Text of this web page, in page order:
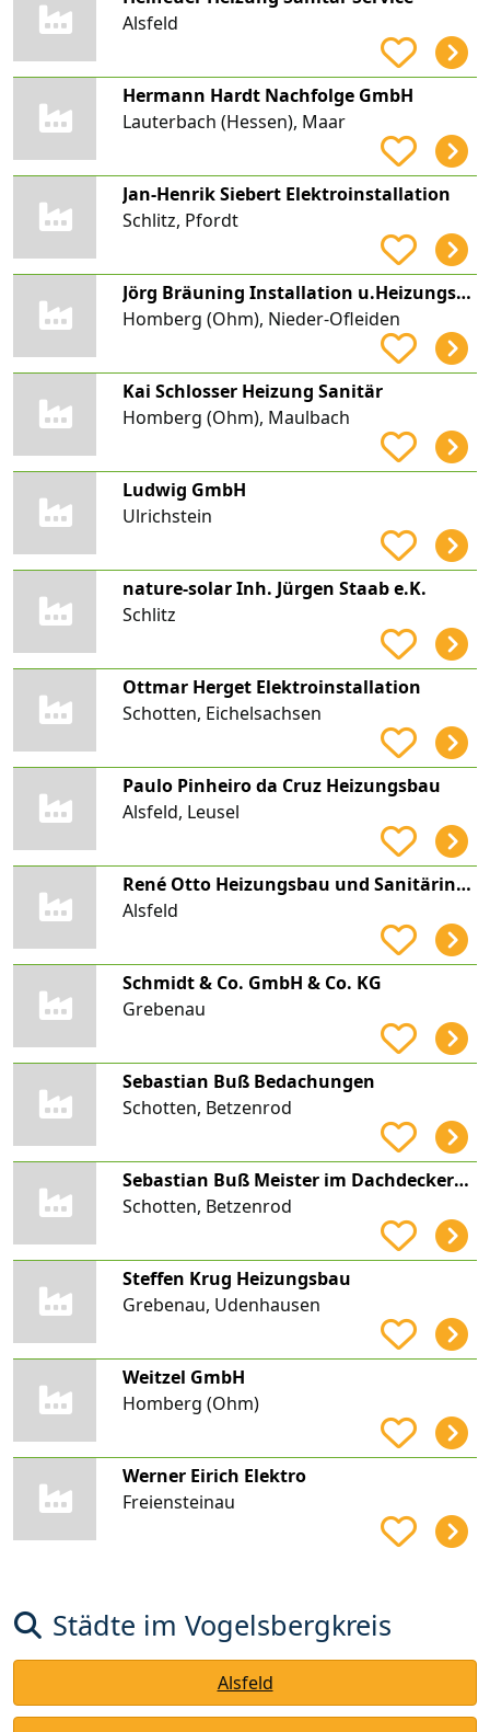
Alsfeld
Hermann Hardt Nachfolge GmbH
Lauterbach (Hessen), Maar
Jan-Henrik Siebert Elektroinstallation
Schlitz, Pfordt
Jörg Bräuning Installation u.Heizungsbau
Homberg (Ohm), Nieder-Ofleiden
Kai Schlosser Heizung Sanitär
Homberg (Ohm), Maulbach
Ludwig GmbH
Ulrichstein
nature-solar Inh. Jürgen Staab e.K.
Schlitz
Ottmar Herget Elektroinstallation
Schotten, Eichelsachsen
Paulo Pinheiro da Cruz Heizungsbau
Alsfeld, Leusel
René Otto Heizungsbau und Sanitärinstallation
Alsfeld
Schmidt & Co. GmbH & Co. KG
Grebenau
Sebastian Buß Bedachungen
Schotten, Betzenrod
Sebastian Buß Meister im Dachdeckerhandwerk
Schotten, Betzenrod
Steffen Krug Heizungsbau
Grebenau, Udenhausen
Weitzel GmbH
Homberg (Ohm)
Werner Eirich Elektro
Freiensteinau
Städte im Vogelsbergkreis
Alsfeld